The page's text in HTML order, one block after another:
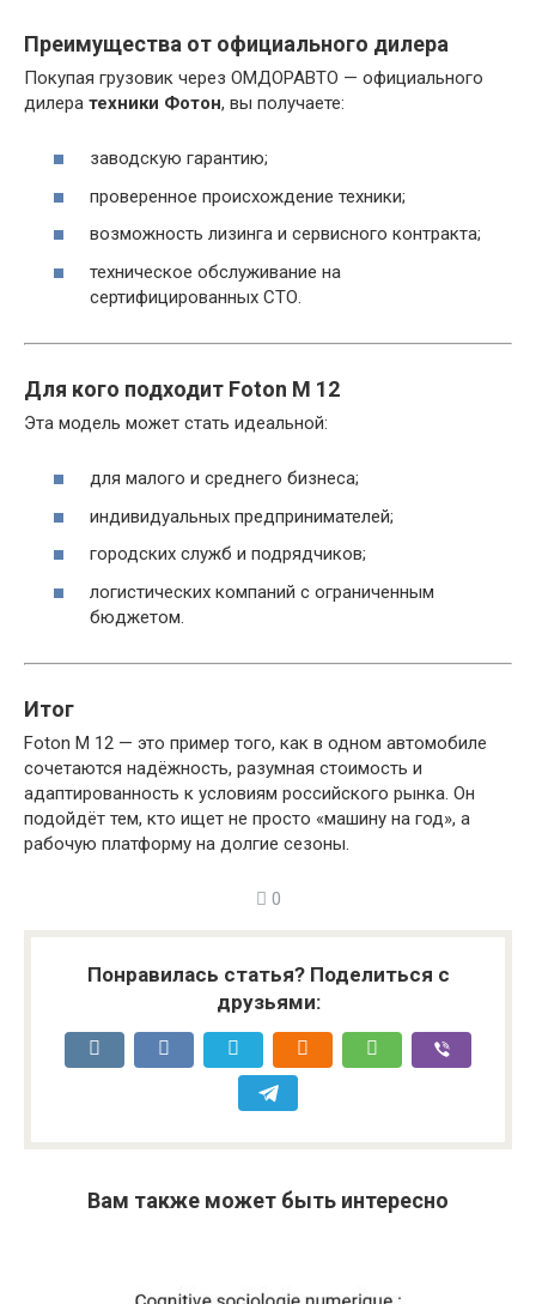
Преимущества от официального дилера
Покупая грузовик через ОМДОРАВТО — официального
дилера техники Фотон, вы получаете:
заводскую гарантию;
проверенное происхождение техники;
возможность лизинга и сервисного контракта;
техническое обслуживание на
сертифицированных СТО.
Для кого подходит Foton M 12
Эта модель может стать идеальной:
для малого и среднего бизнеса;
индивидуальных предпринимателей;
городских служб и подрядчиков;
логистических компаний с ограниченным
бюджетом.
Итог
Foton M 12 — это пример того, как в одном автомобиле
сочетаются надёжность, разумная стоимость и
адаптированность к условиям российского рынка. Он
подойдёт тем, кто ищет не просто «машину на год», а
рабочую платформу на долгие сезоны.
0
Понравилась статья? Поделиться с
друзьями:
Вам также может быть интересно